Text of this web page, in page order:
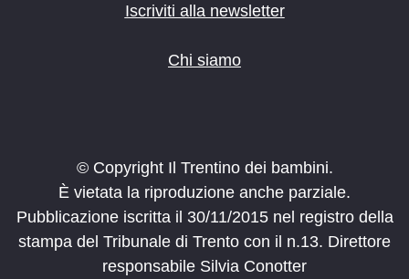
Iscriviti alla newsletter
Chi siamo
© Copyright Il Trentino dei bambini.
È vietata la riproduzione anche parziale.
Pubblicazione iscritta il 30/11/2015 nel registro della
stampa del Tribunale di Trento con il n.13. Direttore
responsabile Silvia Conotter